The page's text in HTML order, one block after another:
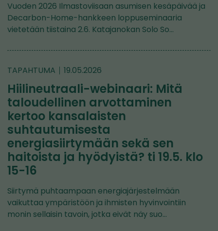
Vuoden 2026 Ilmastoviisaan asumisen kesäpäivää ja
Decarbon-Home-hankkeen loppuseminaaria
vietetään tiistaina 2.6. Katajanokan Solo So…
TAPAHTUMA 19.05.2026
Hiilineutraali-webinaari: Mitä
taloudellinen arvottaminen
kertoo kansalaisten
suhtautumisesta
energiasiirtymään sekä sen
haitoista ja hyödyistä? ti 19.5. klo
15-16
Siirtymä puhtaampaan energiajärjestelmään
vaikuttaa ympäristöön ja ihmisten hyvinvointiin
monin sellaisin tavoin, jotka eivät näy suo…